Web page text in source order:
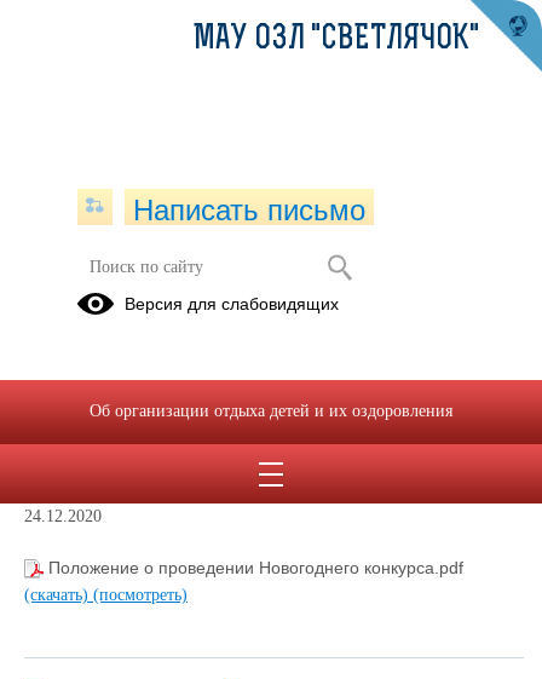
Мероприятия
Конкурс "Новогодний серпантин -
2021"
24.12.2020
Положение о проведении Новогоднего конкурса.pdf
(скачать) (посмотреть)
МАУ ОЗЛ "СВЕТЛЯЧОК"
Написать письмо
Версия для слабовидящих
Об организации отдыха детей и их оздоровления